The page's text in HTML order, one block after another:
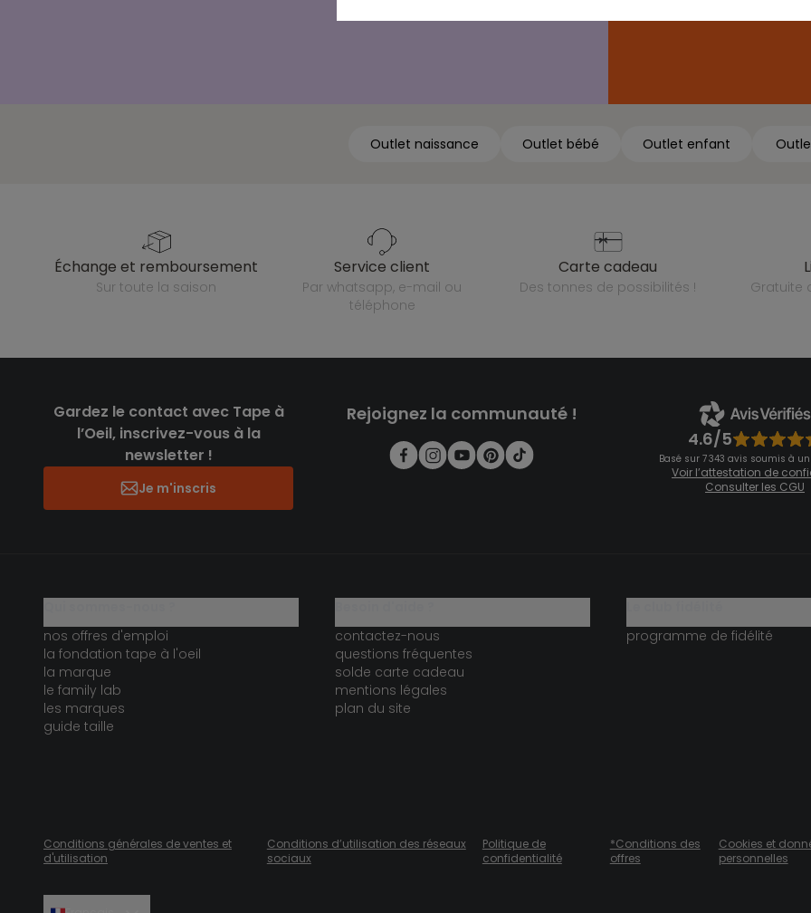
Outlet naissance Outlet bébé Outlet enfant
échange et remboursement
sur toute la saison
service client
par whatsapp, e-mail ou
téléphone
carte cadeau
des tonnes de possibilités !
Gardez le contact avec Tape à
l’Oeil, inscrivez-vous à la
newsletter !
Je m'inscris
Rejoignez la communauté !
4.6/5
Basé sur 7 343 avis soumis à
Voir l’attestation de
Consulter les CGU
nos offres d'emploi
la fondation tape à l'oeil
la marque
le family lab
les marques
guide taille
contactez-nous
questions fréquentes
solde carte cadeau
mentions légales
plan du site
programme de fidélité
Conditions générales de ventes et
d'utilisation
Conditions d’utilisation des réseaux
sociaux
Politique de
confidentialité
*Conditions des
offres
Cookies et
personnelles